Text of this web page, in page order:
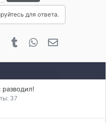
для ответа.
PinterestTumblr WhatsApp
37